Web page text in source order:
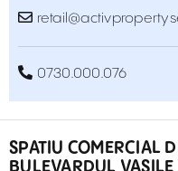
0730.000.076
SPATIU COMERCIAL
BULEVARDUL